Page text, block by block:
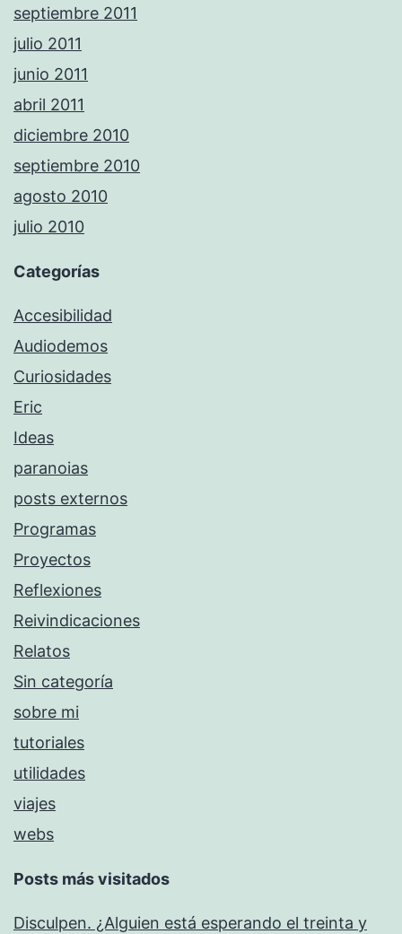
septiembre 2011
julio 2011
junio 2011
abril 2011
diciembre 2010
septiembre 2010
agosto 2010
julio 2010
Categorías
Accesibilidad
Audiodemos
Curiosidades
Eric
Ideas
paranoias
posts externos
Programas
Proyectos
Reflexiones
Reivindicaciones
Relatos
Sin categoría
sobre mi
tutoriales
utilidades
viajes
webs
Posts más visitados
Disculpen. ¿Alguien está esperando el treinta y